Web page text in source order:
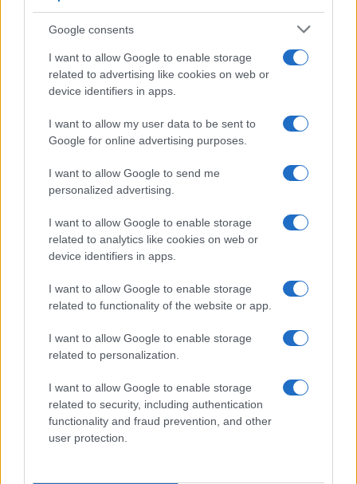
Google consents
I want to allow Google to enable storage
related to advertising like cookies on web or
device identifiers in apps.
I want to allow my user data to be sent to
Google for online advertising purposes.
I want to allow Google to send me
personalized advertising.
I want to allow Google to enable storage
related to analytics like cookies on web or
device identifiers in apps.
I want to allow Google to enable storage
related to functionality of the website or app.
I want to allow Google to enable storage
related to personalization.
I want to allow Google to enable storage
related to security, including authentication
functionality and fraud prevention, and other
user protection.
Στην Κατηγορία:ΠΑΙΔΕΙΑ
LAPTOP
TABLET VOUCHER
VOUCHER
ΕΠΙΔΟΜΑ ΠΑΙΔΙΟΥ
ΕΠΙΔΟΜΑ ΠΑΙΔΙΟΥ 2021
ΕΠΙΤΑΓΗ VOUCHER 200 ΕΥΡΩ
ΤΗΛΕΚΠΑΙΔΕΥΣΗ
ΔΙΑΒΑΣΤΕ ΑΚΟΜΑ